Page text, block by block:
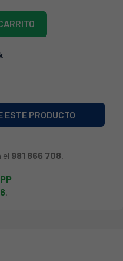
ESTE PRODUCTO
el 981 866 708
.